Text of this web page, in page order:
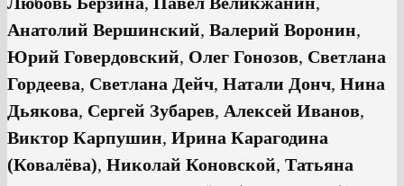
Анатолий Вершинский, Валерий Воронин,
Юрий Говердовский, Олег Гонозов, Светлана
Гордеева, Светлана Дейч, Натали Донч, Нина
Дьякова, Сергей Зубарев, Алексей Иванов,
Виктор Карпушин, Ирина Карагодина
(Ковалёва), Николай Коновской, Татьяна